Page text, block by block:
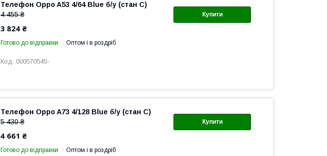
Купити
Телефон Oppo A53 4/64 Blue б/у (стан C)
4 455 ₴
3 824 ₴
Готово до відправки Оптом і в роздріб
000570545-
Купити
Телефон Oppo A73 4/128 Blue б/у (стан С)
5 430 ₴
4 661 ₴
Готово до відправки Оптом і в роздріб